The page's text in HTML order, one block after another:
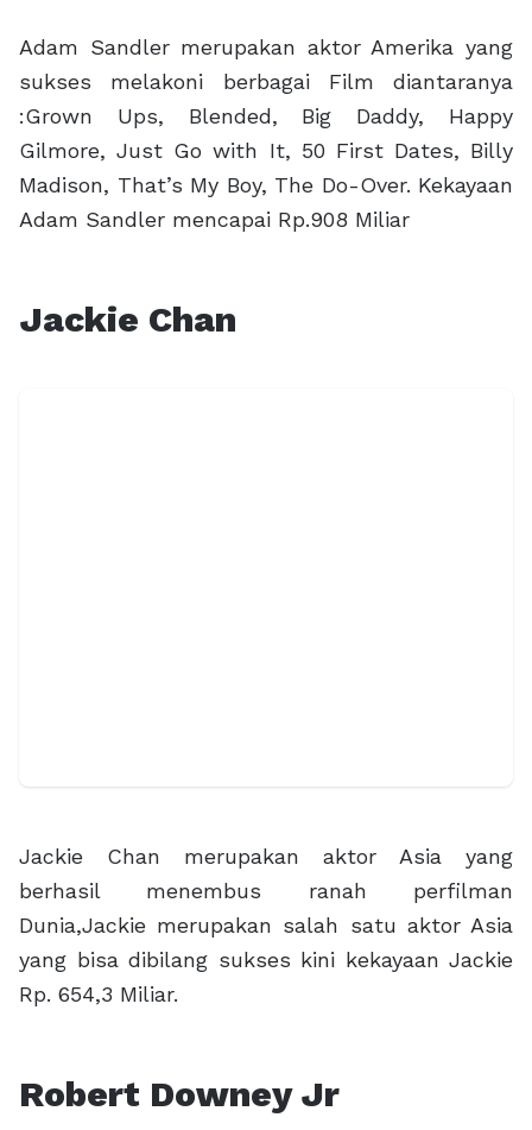
Adam Sandler merupakan aktor Amerika yang
sukses melakoni berbagai Film diantaranya
:Grown Ups, Blended, Big Daddy, Happy
Gilmore, Just Go with It, 50 First Dates, Billy
Madison, That’s My Boy, The Do-Over. Kekayaan
Adam Sandler mencapai Rp.908 Miliar
Jackie Chan
Jackie Chan merupakan aktor Asia yang
berhasil menembus ranah perfilman
Dunia,Jackie merupakan salah satu aktor Asia
yang bisa dibilang sukses kini kekayaan Jackie
Rp. 654,3 Miliar.
Robert Downey Jr